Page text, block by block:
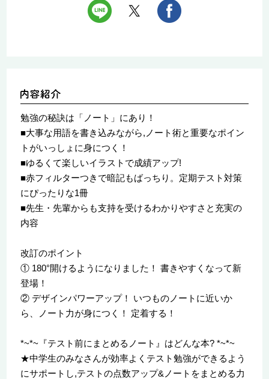
勉強の秘訣は「ノート」にあり！
■大事な用語を書き込みながら,ノート術と重要なポイン
トがいっしょに身につく！
■ゆるくて楽しいイラストで成績アップ!
■赤フィルターつきで暗記もばっちり。定期テスト対策
にぴったりな1冊
■先生・先輩からも支持を受けるわかりやすさと充実の
内容
改訂のポイント
① 180°開けるようになりました！ 書きやすくなって新
登場！
② デザインパワーアップ！ いつものノートに近いか
ら、ノート力が身につく！ 定着する！
*~*~『テスト前にまとめるノート』はどんな本? *~*~
★中学生のみなさんが効率よくテスト勉強ができるよう
にサポートし,テストの点数アップ&ノートをまとめる力